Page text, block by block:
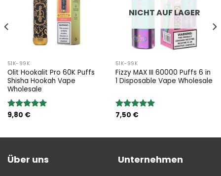
51K-99K
Olit Hookalit Pro 60K Puffs
Shisha Hookah Vape
Wholesale
Bewertung:
9,80 €
NICHT AUF LAGER
51K-99K
Fizzy MAX III 60000 Puffs 6 in
1 Disposable Vape Wholesale
Bewertung:
7,50 €
Über uns Unternehmen